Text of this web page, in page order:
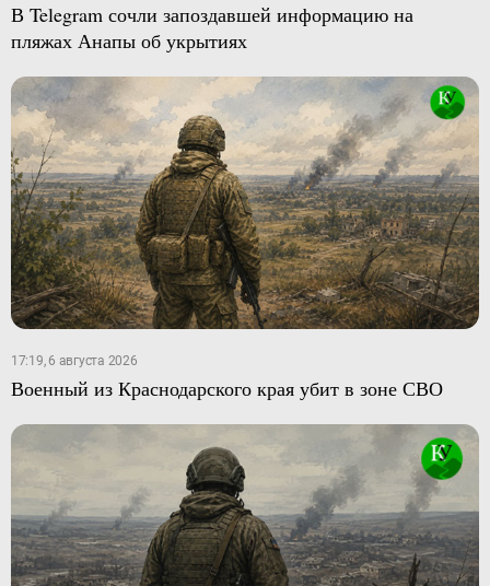
В Telegram сочли запоздавшей информацию на
пляжах Анапы об укрытиях
17:19, 6 августа 2026
Военный из Краснодарского края убит в зоне СВО